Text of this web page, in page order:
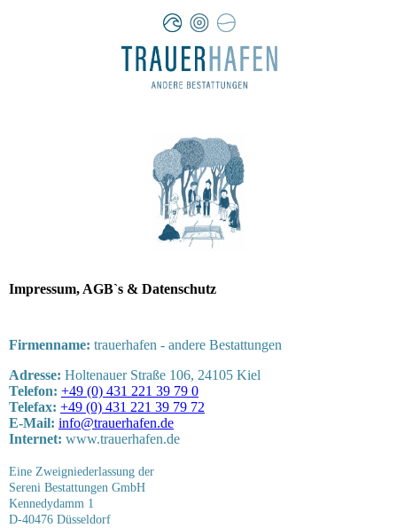
Impressum, AGB`s & Datenschutz
Firmenname: trauerhafen - andere Bestattungen
Adresse: Holtenauer Straße 106, 24105 Kiel
Telefon: +49 (0) 431 221 39 79 0
Telefax: +49 (0) 431 221 39 79 72
E-Mail: info@trauerhafen.de
Internet: www.trauerhafen.de
Eine Zweigniederlassung der
Sereni Bestattungen GmbH
Kennedydamm 1
D-40476 Düsseldorf